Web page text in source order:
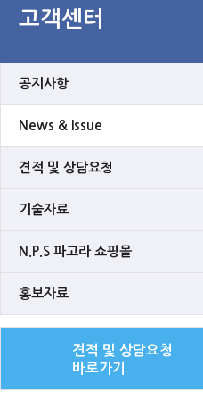
고객센터
공지사항
News & Issue
견적 및 상담요청
기술자료
N.P.S 파고라 쇼핑몰
홍보자료
견적 및 상담요청
바로가기